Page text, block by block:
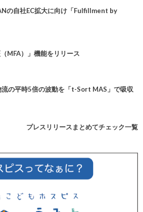
の自社EC拡大に向け「Fulfillment by
MFA）」機能をリリース
の平時5倍の波動を「t-Sort MAS」で吸収
プレスリリースまとめてチェック一覧